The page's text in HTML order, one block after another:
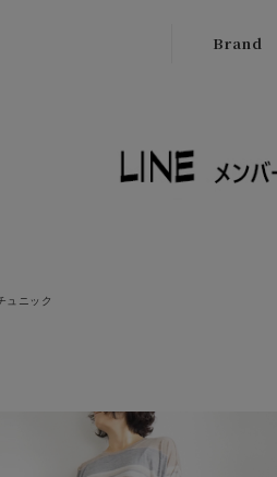
Brand
Boutique
ュニック